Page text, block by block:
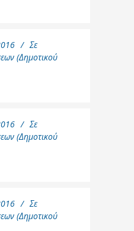
Σε
(Δημοτικού
Σε
(Δημοτικού
Σε
(Δημοτικού